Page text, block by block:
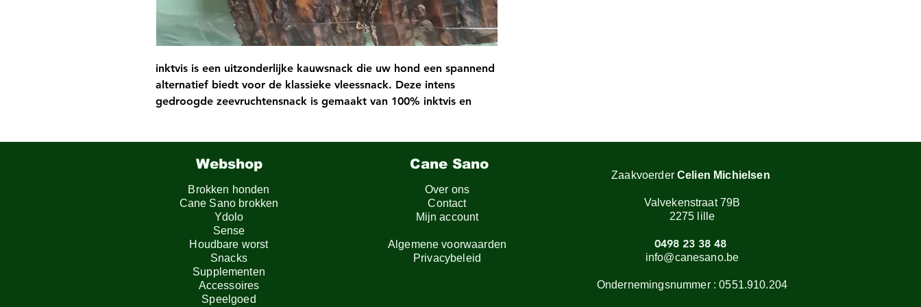
inktvis is een uitzonderlijke kauwsnack die uw hond een spannend
alternatief biedt voor de klassieke vleessnack. Deze intens
gedroogde zeevruchtensnack is gemaakt van 100% inktvis en
of gevoelig zijn voor vetrijke snacks.
De gedroogde inktvis maakt indruk met zijn robuuste smaak en
unieke textuur, waardoor uw hond geboeid en bezig blijft tijdens
het kauwen.
Webshop
Brokken honden
Cane Sano brokken
Ydolo
Sense
Houdbare worst
Snacks
Supplementen
Accessoires
Speelgoed
Cane Sano
Over ons
Contact
Mijn account
Algemene voorwaarden
Privacybeleid
ZaakvoerderCelien Michielsen
Valvekenstraat 79B
2275 lille
0498 23 38 48
info@canesano.be
Ondernemingsnummer :0551.910.204